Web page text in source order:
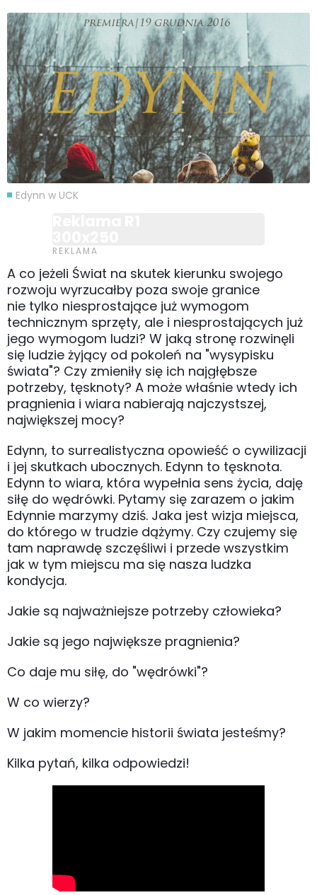
Edynn w UCK
A co jeżeli Świat na skutek kierunku swojego
rozwoju wyrzucałby poza swoje granice
nie tylko niesprostające już wymogom
technicznym sprzęty, ale i niesprostających już
jego wymogom ludzi? W jaką stronę rozwinęli
się ludzie żyjący od pokoleń na "wysypisku
świata"? Czy zmieniły się ich najgłębsze
potrzeby, tęsknoty? A może właśnie wtedy ich
pragnienia i wiara nabierają najczystszej,
największej mocy?
Edynn, to surrealistyczna opowieść o cywilizacji
i jej skutkach ubocznych. Edynn to tęsknota.
Edynn to wiara, która wypełnia sens życia, daję
siłę do wędrówki. Pytamy się zarazem o jakim
Edynnie marzymy dziś. Jaka jest wizja miejsca,
do którego w trudzie dążymy. Czy czujemy się
tam naprawdę szczęśliwi i przede wszystkim
jak w tym miejscu ma się nasza ludzka
kondycja.
Jakie są najważniejsze potrzeby człowieka?
Jakie są jego największe pragnienia?
Co daje mu siłę, do "wędrówki"?
W co wierzy?
W jakim momencie historii świata jesteśmy?
Kilka pytań, kilka odpowiedzi!